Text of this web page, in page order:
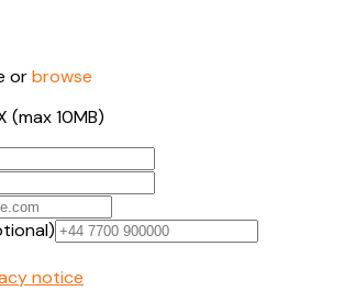
orbrowse
(max 10MB)
notice